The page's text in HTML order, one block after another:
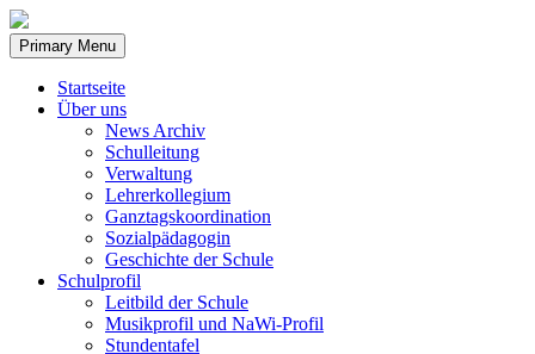
Skip
to
content
Primary Menu
Startseite
Über uns
News Archiv
Schulleitung
Verwaltung
Lehrerkollegium
Ganztagskoordination
Sozialpädagogin
Geschichte der Schule
Schulprofil
Leitbild der Schule
Musikprofil und NaWi-Profil
Stundentafel